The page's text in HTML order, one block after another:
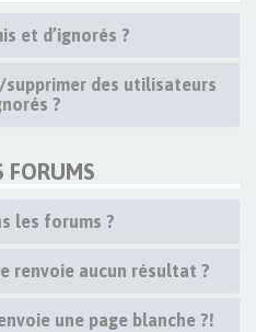
et d’ignorés ?
des utilisateurs
?
FORUMS
les forums ?
renvoie aucun résultat ?
une page blanche ?!